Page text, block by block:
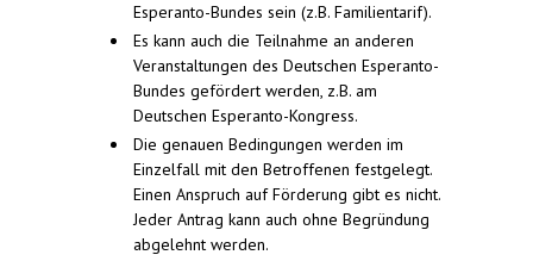
Esperanto-Bundes sein (z.B. Familientarif).
Es kann auch die Teilnahme an anderen
Veranstaltungen des Deutschen Esperanto-
Bundes gefördert werden, z.B. am
Deutschen Esperanto-Kongress.
Die genauen Bedingungen werden im
Einzelfall mit den Betroffenen festgelegt.
Einen Anspruch auf Förderung gibt es nicht.
Jeder Antrag kann auch ohne Begründung
abgelehnt werden.